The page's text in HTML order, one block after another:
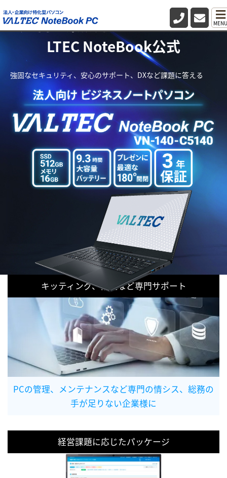
MENU
法人向け業務用パソコン・PC VA
LTEC NoteBook公式
強固なセキュリティ、安心のサポート、DXなど課題に答える
キッティング、修理など専門サポート
PCの管理、メンテナンスなど専門の情シス、総務の
手が足りない企業様に
経営課題に応じたパッケージ